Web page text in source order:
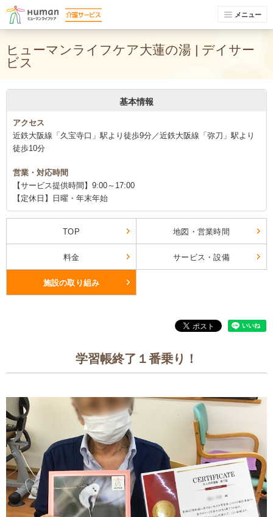
メニュー
ヒューマンライフケア大蓮の湯 | デイサー
ビス
基本情報
アクセス
近鉄大阪線「久宝寺口」駅より徒歩9分／近鉄大阪線「弥刀」駅より
徒歩10分
営業・対応時間
【サービス提供時間】9:00～17:00
【定休日】日曜・年末年始
TOP 地図・営業時間
料金 サービス・設備
施設の取り組み
学習帳終了１番乗り！